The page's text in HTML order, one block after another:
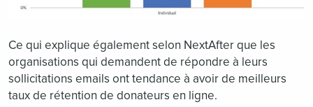
Ce qui explique également selon NextAfter que les
organisations qui demandent de répondre à leurs
sollicitations emails ont tendance à avoir de meilleurs
taux de rétention de donateurs en ligne.